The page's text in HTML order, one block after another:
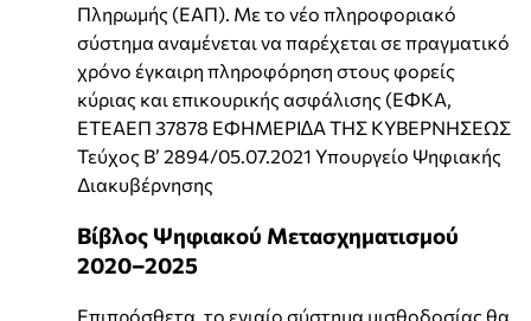
Πληρωμής (ΕΑΠ). Με το νέο πληροφοριακό
σύστημα αναμένεται να παρέχεται σε πραγματικό
χρόνο έγκαιρη πληροφόρηση στους φορείς
κύριας και επικουρικής ασφάλισης (ΕΦΚΑ,
ΕΤΕΑΕΠ 37878 ΕΦΗΜΕΡΙ∆Α TΗΣ ΚΥΒΕΡΝΗΣΕΩΣ
Τεύχος B’ 2894/05.07.2021 Υπουργείο Ψηφιακής
Διακυβέρνησης
Βίβλος Ψηφιακού Μετασχηματισμού
2020–2025
Επιπρόσθετα, το ενιαίο σύστημα μισθοδοσίας θα